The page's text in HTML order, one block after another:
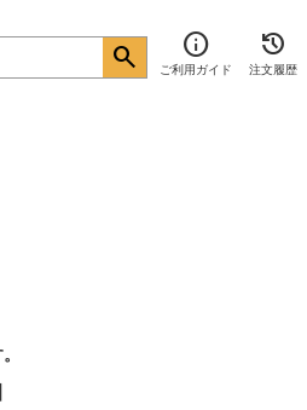
search info
ご利用ガイド
history
注文履歴